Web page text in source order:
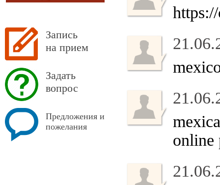
Запись
на прием
Задать
вопрос
Предложения и
пожелания
online